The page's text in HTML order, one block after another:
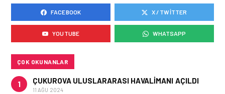
HAVACILIK • 05 AĞU 2026
YAKIT MALIYETLERINDEKI
YÜZDE 46’LIK ARTIŞA
KARŞI HANGI ÖNLEMLER
FACEBOOK X / TWITTER
YOUTUBE WHATSAPP
ÇOK OKUNANLAR
1 ÇUKUROVA ULUSLARARASI HAVALIMANI AÇILDI
11 AĞU 2024